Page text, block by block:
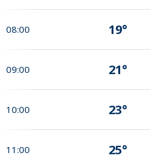
08:00 19°
09:00 21°
10:00 23°
11:00 25°